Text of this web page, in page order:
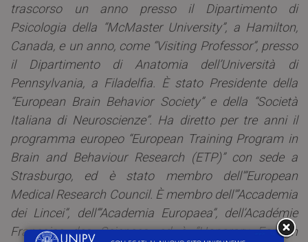
trascorso un anno presso il Dipartimento di
Psicologia della “McMaster University”, a Hamilton,
Canada, e un anno, come “Visiting Professor”, presso
il Dipartimento di Anatomia dell’Università di
Pennsylvania, a Filadelfia. È stato Presidente della
“European Brain Behavior Society” e della “Società
Italiana di Neuroscienze”. Ha diretto per tre anni il
programma europeo “European Training Program in
Brain and Behaviour Research (ETP)” con sede a
Strasburgo, ed è stato membro dell'”European
Medical Research Council. È membro dell'”Accademia
dei Lincei”, dell’”Academia Europaea”, dell’Académie
Francaise des Sciences, ed è “Honorary Foreign